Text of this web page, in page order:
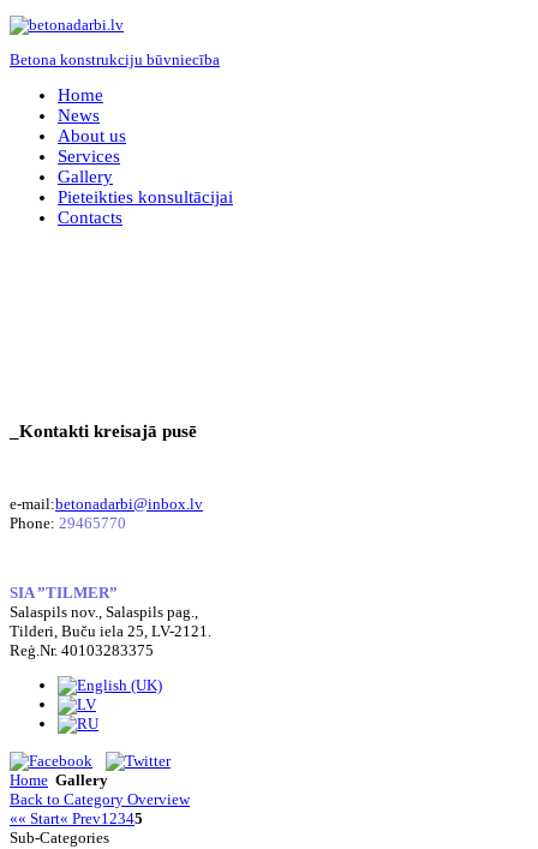
Betona konstrukciju būvniecība
Home
News
About us
Services
Gallery
Pieteikties konsultācijai
Contacts
_Kontakti kreisajā pusē
e-mail:betonadarbi@inbox.lv
Phone: 29465770
SIA ”TILMER”
Salaspils nov., Salaspils pag.,
Tilderi, Buču iela 25, LV-2121.
Reģ.Nr. 40103283375
Home Gallery
Back to Category Overview
«« Start« Prev12345
Sub-Categories